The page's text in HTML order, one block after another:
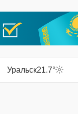
Уральск21.7°